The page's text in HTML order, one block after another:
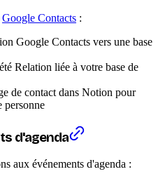
Google Contacts :
Google Contacts vers une base
Relation liée à votre base de
de contact dans Notion pour
personne
d'agenda
aux événements d'agenda :